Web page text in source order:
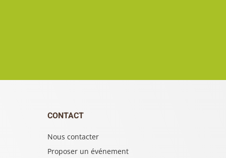
CONTACT
Nous contacter
Proposer un événement